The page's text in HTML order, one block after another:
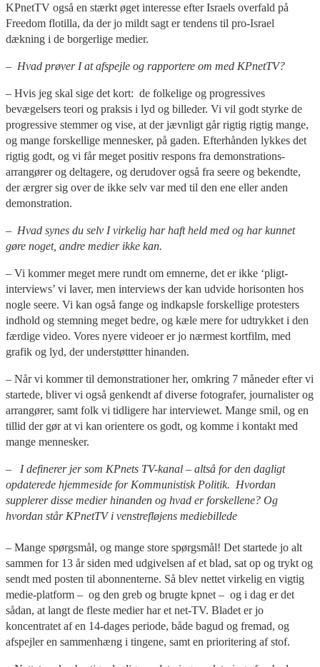
KPnetTV også en stærkt øget interesse efter Israels overfald på
Freedom flotilla, da der jo mildt sagt er tendens til pro-Israel
dækning i de borgerlige medier.
– Hvad prøver I at afspejle og rapportere om med KPnetTV?
– Hvis jeg skal sige det kort: de folkelige og progressives
bevægelsers teori og praksis i lyd og billeder. Vi vil godt styrke de
progressive stemmer og vise, at der jævnligt går rigtig rigtig mange,
og mange forskellige mennesker, på gaden. Efterhånden lykkes det
rigtig godt, og vi får meget positiv respons fra demonstrations-
arrangører og deltagere, og derudover også fra seere og bekendte,
der ærgrer sig over de ikke selv var med til den ene eller anden
demonstration.
– Hvad synes du selv I virkelig har haft held med og har kunnet
gøre noget, andre medier ikke kan.
– Vi kommer meget mere rundt om emnerne, det er ikke ‘pligt-
interviews’ vi laver, men interviews der kan udvide horisonten hos
nogle seere. Vi kan også fange og indkapsle forskellige protesters
indhold og stemning meget bedre, og kæle mere for udtrykket i den
færdige video. Vores nyere videoer er jo nærmest kortfilm, med
grafik og lyd, der understøttter hinanden.
– Når vi kommer til demonstrationer her, omkring 7 måneder efter vi
startede, bliver vi også genkendt af diverse fotografer, journalister og
arrangører, samt folk vi tidligere har interviewet. Mange smil, og en
tillid der gør at vi kan orientere os godt, og komme i kontakt med
mange mennesker.
– I definerer jer som KPnets TV-kanal – altså for den dagligt
opdaterede hjemmeside for Kommunistisk Politik. Hvordan
supplerer disse medier hinanden og hvad er forskellene? Og
hvordan står KPnetTV i venstrefløjens mediebillede
– Mange spørgsmål, og mange store spørgsmål! Det startede jo alt
sammen for 13 år siden med udgivelsen af et blad, sat op og trykt og
sendt med posten til abonnenterne. Så blev nettet virkelig en vigtig
medie-platform – og den greb og brugte kpnet – og i dag er det
sådan, at langt de fleste medier har et net-TV. Bladet er jo
koncentratet af en 14-dages periode, både bagud og fremad, og
afspejler en sammenhæng i tingene, samt en prioritering af stof.